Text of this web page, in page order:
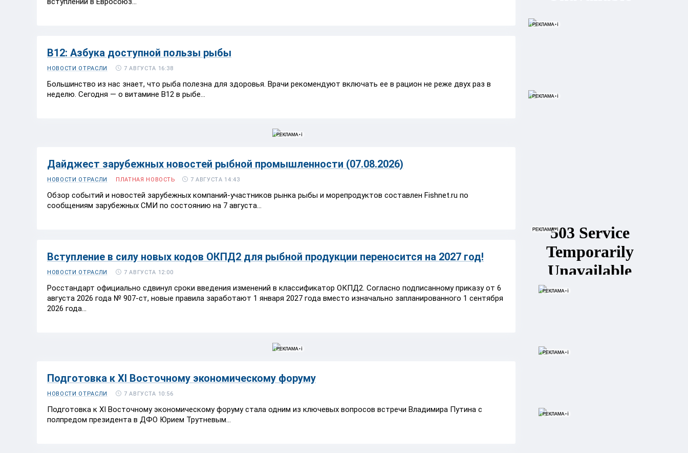
В12: Азбука доступной пользы рыбы
НОВОСТИ ОТРАСЛИ 7 АВГУСТА 16:38
Большинство из нас знает, что рыба полезна для здоровья. Врачи рекомендуют включать ее в рацион не реже двух раз в
неделю. Сегодня — о витамине В12 в рыбе...
Дайджест зарубежных новостей рыбной промышленности (07.08.2026)
НОВОСТИ ОТРАСЛИ ПЛАТНАЯ НОВОСТЬ 7 АВГУСТА 14:43
Обзор событий и новостей зарубежных компаний-участников рынка рыбы и морепродуктов составлен Fishnet.ru по
сообщениям зарубежных СМИ по состоянию на 7 августа...
Вступление в силу новых кодов ОКПД2 для рыбной продукции переносится на 2027 год!
НОВОСТИ ОТРАСЛИ 7 АВГУСТА 12:00
Росстандарт официально сдвинул сроки введения изменений в классификатор ОКПД2. Согласно подписанному приказу от 6
августа 2026 года № 907-ст, новые правила заработают 1 января 2027 года вместо изначально запланированного 1 сентября
2026 года...
Подготовка к XI Восточному экономическому форуму
НОВОСТИ ОТРАСЛИ 7 АВГУСТА 10:56
Подготовка к XI Восточному экономическому форуму стала одним из ключевых вопросов встречи Владимира Путина с
полпредом президента в ДФО Юрием Трутневым...